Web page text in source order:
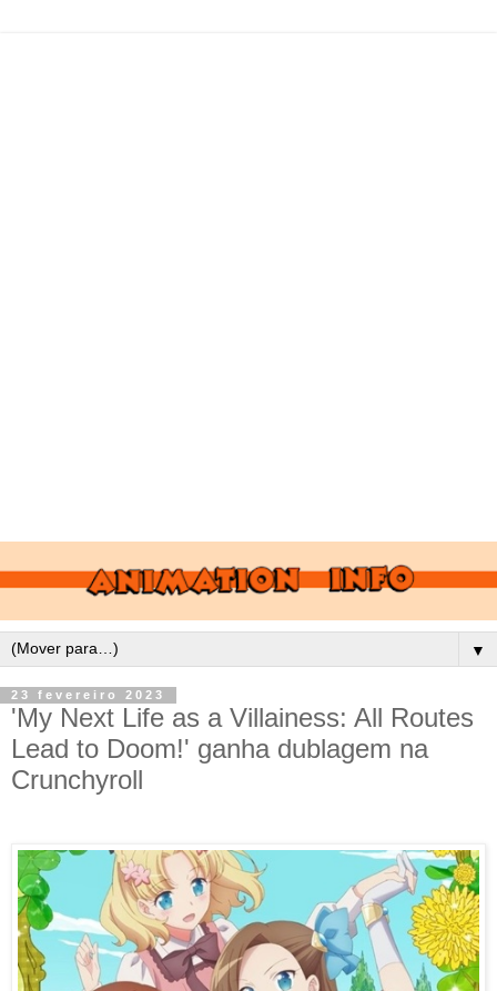
▼
23 fevereiro 2023
'My Next Life as a Villainess: All Routes
Lead to Doom!' ganha dublagem na
Crunchyroll